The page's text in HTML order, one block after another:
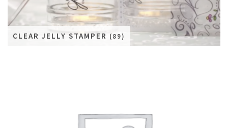
CLEAR JELLY STAMPER (89)